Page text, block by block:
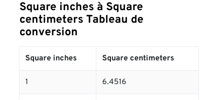
Square inches à Square
centimeters Tableau de
conversion
Square inches Square centimeters
1 6.4516